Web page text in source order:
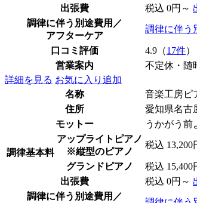
出張費
税込 0円～
調律に伴う別途費用／
アフターケア
調律に伴う
口コミ評価 4.9（17件
営業案内
不定休・随
詳細を見る お気に入り追加
名称
音楽工房ピ
住所
愛知県名古
モットー
うかがう前
調律基本料
アップライトピアノ
※縦型のピアノ
税込 13,200
グランドピアノ
税込 15,400
出張費
税込 0円～
調律に伴う別途費用／